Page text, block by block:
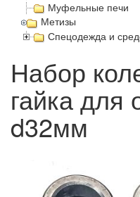
Муфельные печи
Метизы
Спецодежда и
Набор
гайка для
d32мм